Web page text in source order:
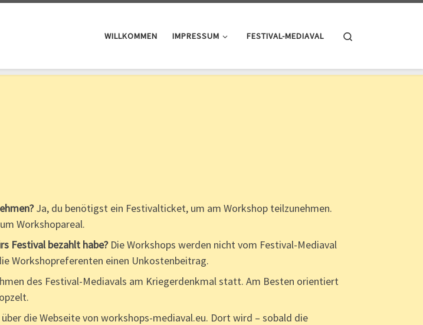
WILLKOMMEN IMPRESSUM FESTIVAL-MEDIAVAL
Ja, du benötigst ein Festivalticket, um am Workshop teilzunehmen.
Workshopareal.
Festival bezahlt habe?Die Workshops werden nicht vom Festival-Mediaval
Workshopreferenten einen Unkostenbeitrag.
des Festival-Mediavals am Kriegerdenkmal statt. Am Besten orientiert
die Webseite von workshops-mediaval.eu. Dort wird – sobald die